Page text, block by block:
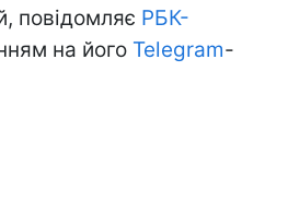
повідомляє РБК-
на його Telegram-